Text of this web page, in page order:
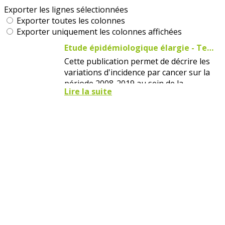
Exporter les lignes sélectionnées
Exporter toutes les colonnes
Exporter uniquement les colonnes affichées
Etude épidémiologique élargie - Territoire de la CDA - Période 2008/2019
Cette publication permet de décrire les
variations d'incidence par cancer sur la
période 2008-2019 au sein de la
Communauté d’Agglomération (CDA) de
Lire la suite